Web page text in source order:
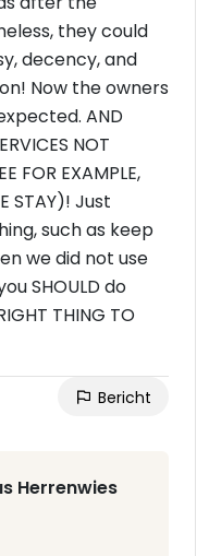
they could
decency, and
Now the owners
AND
NOT
FOR EXAMPLE,
STAY)! Just
such as keep
we did not use
SHOULD do
THING TO
Bericht
Herrenwies